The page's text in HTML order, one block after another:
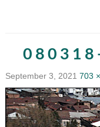
September 3, 2021 703